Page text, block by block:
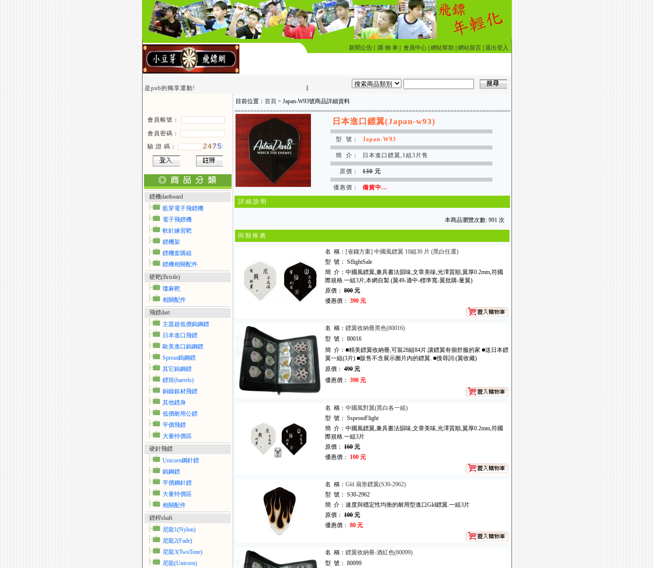
新聞公告 購 物 車 會員中心 網站幫助 網站留言 退出登入
讓飛鏢不再是pub的獨享運動! 親子互動 校園運動 公司團康 同事人際 商業應酬 室內運動 身障健身
會員帳號：
會員密碼：
驗 證 碼：
鏢機dartboard
藍芽電子飛鏢機
電子飛鏢機
軟針練習靶
鏢機架
鏢機套購組
鏢機相關配件
硬靶(Bristle)
瓊麻靶
相關配件
飛鏢dart
主題超低價鎢鋼鏢
日本進口飛鏢
歐美進口鎢鋼鏢
Sprout鎢鋼鏢
其它鎢鋼鏢
鏢筒(barrels)
銅鎳銀材飛鏢
其他鏢身
低價耐用公鏢
平價飛鏢
大量特價區
硬針飛鏢
Unicorn鋼針鏢
鎢鋼鏢
平價鋼針鏢
大量特價區
相關配件
鏢桿shaft
尼龍1(Nylon)
尼龍2(Fade)
尼龍3(TwoTone)
尼龍(Unicorn)
目前位置： 首頁 > Japan-W93號商品詳細資料
日本進口鏢翼(Japan-w93)
型 號： Japan-W93
簡 介： 日本進口鏢翼,1組3片售
原價： 130 元
優惠價： 備貨中...
詳 細 說 明
本商品瀏覽次數: 991 次
同 類 推 薦
名 稱： [省錢方案] 中國風鏢翼 10組30 片 (黑白任選)
型 號： SflightSale
簡 介：中國風鏢翼,兼具書法韻味,文章美味,光澤質順,翼厚0.2mm,符國
際規格.一組3片,本網自製.(翼49-適中-標準寬-翼批購-量翼)
原價： 800 元
優惠價： 390 元
名 稱： 鏢翼收納冊黑色(80016)
型 號： 80016
簡 介：■精美鏢翼收納冊,可裝28組84片.讓鏢翼有個舒服的家 ■送日本鏢
翼一組(3片) ■販售不含展示圖片內的鏢翼. ■搜尋詞:(翼收藏)
原價： 490 元
優惠價： 390 元
名 稱： 中國風對翼(黑白各一組)
型 號： SsproutFlight
簡 介：中國風鏢翼,兼具書法韻味,文章美味,光澤質順,翼厚0.2mm,符國
際規格.一組3片
原價： 160 元
優惠價： 100 元
名 稱： Gld 扇形鏢翼(S30-2962)
型 號： S30-2962
簡 介：速度與穩定性均衡的耐用型進口Gld鏢翼.一組3片
原價： 100 元
優惠價： 80 元
名 稱： 鏢翼收納冊-酒紅色(80099)
型 號： 80099